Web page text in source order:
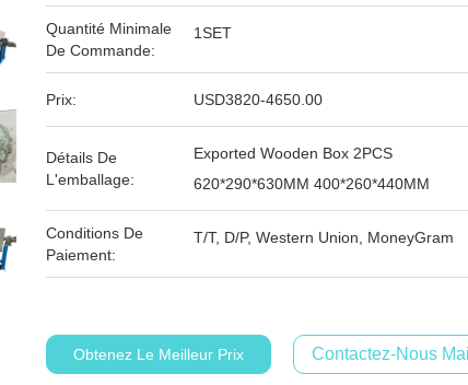
Quantité Minimale
De Commande:
1SET
Prix: USD3820-4650.00
Détails De
L'emballage:
Exported Wooden Box 2PCS
620*290*630MM 400*260*440MM
Conditions De
Paiement:
T/T, D/P, Western Union, MoneyGram
Obtenez Le Meilleur Prix Contactez-Nous